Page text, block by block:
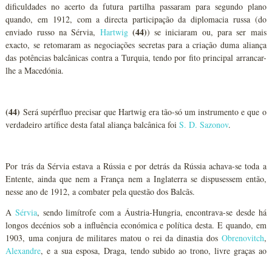
dificuldades no acerto da futura partilha passaram para segundo plano
quando, em 1912, com a directa participação da diplomacia russa (do
enviado russo na Sérvia, Hartwig (44)) se iniciaram ou, para ser mais
exacto, se retomaram as negociações secretas para a criação duma aliança
das potências balcânicas contra a Turquia, tendo por fito principal arrancar-
lhe a Macedónia.
(44) Será supérfluo precisar que Hartwig era tão-só um instrumento e que o
verdadeiro artífice desta fatal aliança balcânica foiS. D. Sazonov.
Por trás da Sérvia estava a Rússia e por detrás da Rússia achava-se toda a
Entente, ainda que nem a França nem a Inglaterra se dispusessem então,
nesse ano de 1912, a combater pela questão dos Balcãs.
ASérvia, sendo limítrofe com a Áustria-Hungria, encontrava-se desde há
longos decénios sob a influência económica e política desta. E quando, em
1903, uma conjura de militares matou o rei da dinastia dos Obrenovitch,
Alexandre, e a sua esposa, Draga, tendo subido ao trono, livre graças ao